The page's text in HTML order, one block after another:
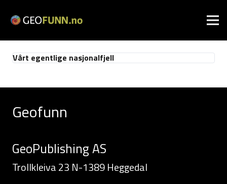
Vårt egentlige nasjonalfjell
Geofunn
GeoPublishing AS
Trollkleiva 23 N-1389 Heggedal